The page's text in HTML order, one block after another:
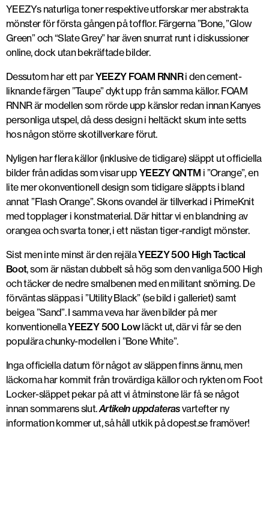
YEEZYs naturliga toner respektive utforskar mer abstrakta
mönster för första gången på tofflor. Färgerna ”Bone, ”Glow
Green” och “Slate Grey” har även snurrat runt i diskussioner
online, dock utan bekräftade bilder.
Dessutom har ett parYEEZY FOAM RNNRi den cement-
liknande färgen ”Taupe” dykt upp från samma källor. FOAM
RNNR är modellen som rörde upp känslor redan innan Kanyes
personliga utspel, då dess design i heltäckt skum inte setts
hos någon större skotillverkare förut.
Nyligen har flera källor (inklusive de tidigare) släppt ut officiella
bilder från adidas som visar upp YEEZY QNTM i ”Orange”, en
lite mer okonventionell design som tidigare släppts i bland
annat ”Flash Orange”. Skons ovandel är tillverkad i PrimeKnit
med topplager i konstmaterial. Där hittar vi en blandning av
orangea och svarta toner, i ett nästan tiger-randigt mönster.
Sist men inte minst är den rejälaYEEZY 500 High Tactical
Boot, som är nästan dubbelt så hög som den vanliga 500 High
och täcker de nedre smalbenen med en militant snörning. De
förväntas släppas i ”Utility Black” (se bild i galleriet) samt
beigea ”Sand”. I samma veva har även bilder på mer
konventionellaYEEZY 500 Lowläckt ut, där vi får se den
populära chunky-modellen i ”Bone White”.
Inga officiella datum för något av släppen finns ännu, men
läckorna har kommit från trovärdiga källor och rykten om Foot
Locker-släppet pekar på att vi åtminstone lär få se något
innan sommarens slut.Artikeln uppdaterasvartefter ny
information kommer ut, så håll utkik på dopest.se framöver!